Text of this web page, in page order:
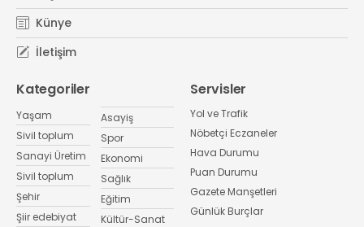
Künye
İletişim
Kategoriler
Yaşam
Sivil toplum
Sanayi Üretim
Sivil toplum
Şehir
Şiir edebiyat
Asayiş
Spor
Ekonomi
Sağlık
Eğitim
Kültür-Sanat
Servisler
Yol ve Trafik
Nöbetçi Eczaneler
Hava Durumu
Puan Durumu
Gazete Manşetleri
Günlük Burçlar